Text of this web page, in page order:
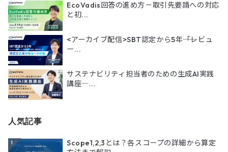
EcoVadis回答の進め方－取引先要請への対応
と初...
<アーカイブ配信>SBT認定から5年――「レビュ
ー...
サステナビリティ担当者のための生成AI実践
講座―...
人気記事
1
Scope1,2,3とは？各スコープの詳細から算定